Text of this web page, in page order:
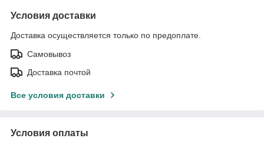
Условия доставки
Доставка осуществляется только по предоплате.
Самовывоз
Доставка почтой
Все условия доставки
Условия оплаты